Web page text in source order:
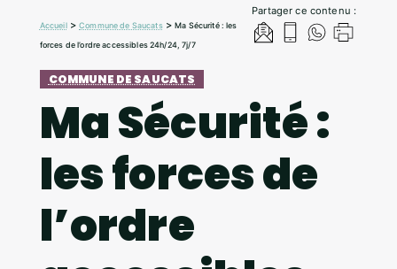
Partager ce contenu :
Accueil>Commune de Saucats>Ma Sécurité : les
forces de l’ordre accessibles 24h/24, 7j/7
COMMUNE DE SAUCATS
Ma Sécurité :
les forces de
l’ordre